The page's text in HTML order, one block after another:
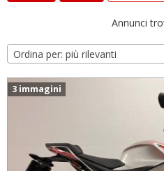
Annunci
Ordina per: più rilevanti
3 immagini